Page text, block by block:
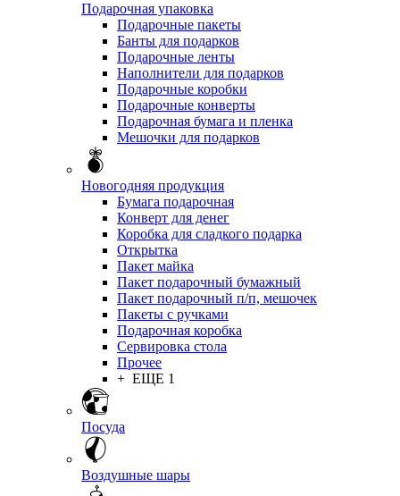
Подарочная упаковка
Подарочные пакеты
Банты для подарков
Подарочные ленты
Наполнители для подарков
Подарочные коробки
Подарочные конверты
Подарочная бумага и пленка
Мешочки для подарков
Новогодняя продукция
Бумага подарочная
Конверт для денег
Коробка для сладкого подарка
Открытка
Пакет майка
Пакет подарочный бумажный
Пакет подарочный п/п, мешочек
Пакеты с ручками
Подарочная коробка
Сервировка стола
Прочее
+ ЕЩЕ 1
Посуда
Воздушные шары